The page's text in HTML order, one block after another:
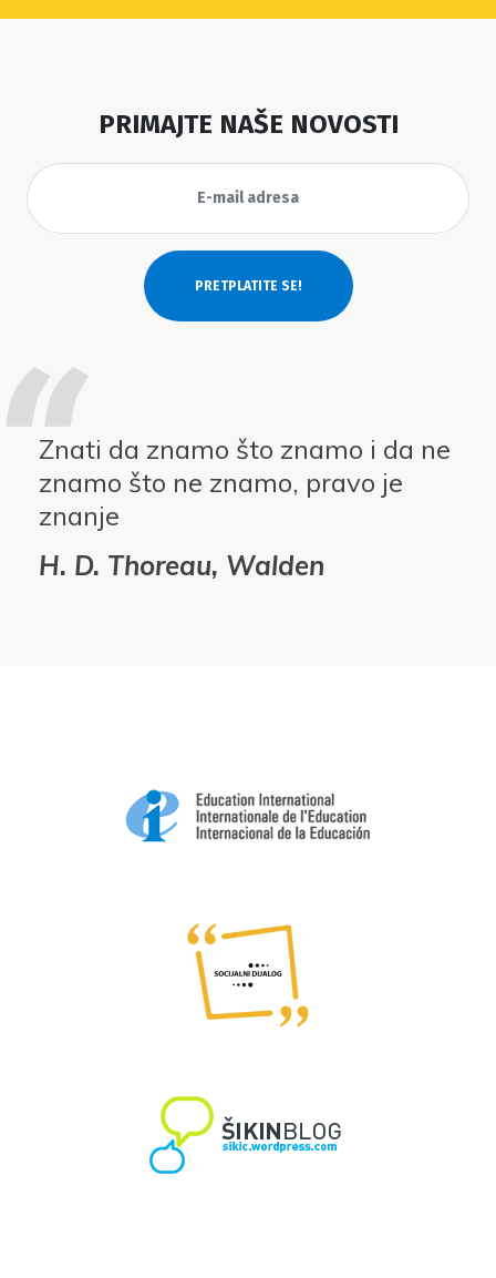
PRIMAJTE NAŠE NOVOSTI
Znati da znamo što znamo i da ne
znamo što ne znamo, pravo je
znanje
H. D. Thoreau, Walden